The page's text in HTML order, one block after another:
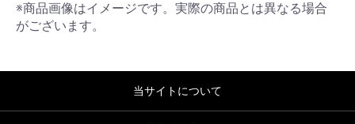
※商品画像はイメージです。実際の商品とは異なる場合
がございます。
当サイトについて